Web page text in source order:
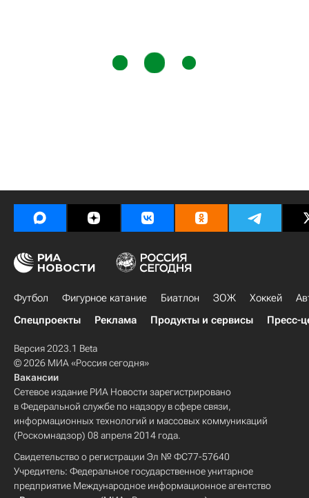
Футбол Фигурное катание Биатлон ЗОЖ Хоккей
Спецпроекты
Реклама Продукты и сервисы Пресс-
Версия 2023.1 Beta
© 2026 МИА «Россия сегодня»
Вакансии
Сетевое издание РИА Новости зарегистрировано
в Федеральной службе по надзору в сфере связи,
информационных технологий и массовых коммуникаций
(Роскомнадзор) 08 апреля 2014 года.
Свидетельство о регистрации Эл № ФС77-57640
Учредитель: Федеральное государственное унитарное
предприятие Международное информационное агентство